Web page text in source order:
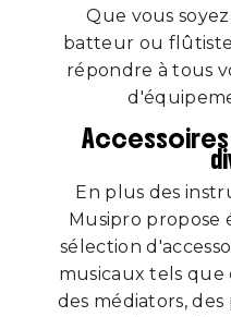
Que vous
batteur ou
répondre à tous
Accessoires
En plus des
Musipro propose
sélection
musicaux tels que
des médiators,